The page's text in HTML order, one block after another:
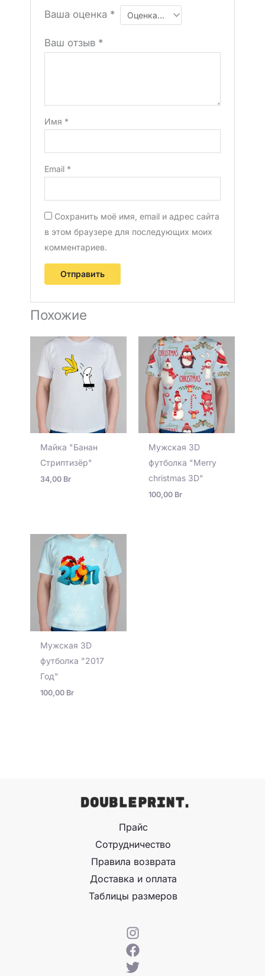
Ваша оценка *
Ваш отзыв *
Имя *
Email *
Сохранить моё имя, email и адрес сайта
в этом браузере для последующих моих
комментариев.
Похожие
Майка "Банан
Стриптизёр"
34,00 Br
Мужская 3D
футболка "Merry
christmas 3D"
100,00 Br
Мужская 3D
футболка "2017
Год"
100,00 Br
Прайс
Сотрудничество
Правила возврата
Доставка и оплата
Таблицы размеров